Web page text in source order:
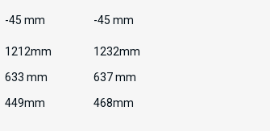
-45 mm -45 mm
1212mm
1232mm
633 mm
637 mm
449mm 468mm